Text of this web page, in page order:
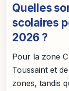
Quelles
scolaires
2026 ?
Pour la zone
Toussaint et
zones, tandis